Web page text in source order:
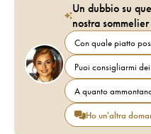
Un dubbio su
nostra
Con quale piatto
Puoi consigliarmi
A quanto
Ho un'altra